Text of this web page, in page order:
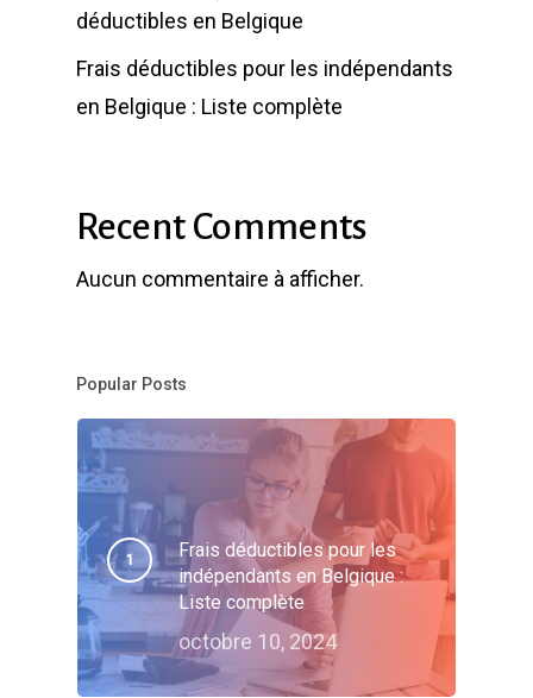
déductibles en Belgique
Frais déductibles pour les indépendants
en Belgique : Liste complète
Recent Comments
Aucun commentaire à afficher.
Popular Posts
Frais déductibles pour les
indépendants en Belgique :
Liste complète
octobre 10, 2024